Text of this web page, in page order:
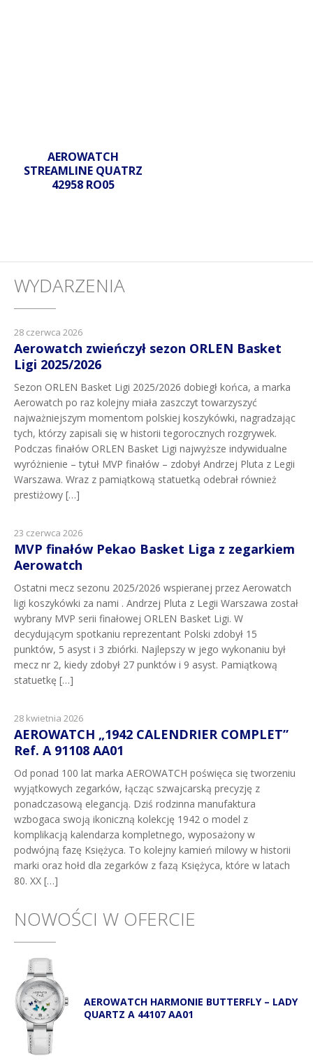
AEROWATCH
STREAMLINE QUATRZ
42958 RO05
WYDARZENIA
28 czerwca 2026
Aerowatch zwieńczył sezon ORLEN Basket
Ligi 2025/2026
Sezon ORLEN Basket Ligi 2025/2026 dobiegł końca, a marka
Aerowatch po raz kolejny miała zaszczyt towarzyszyć
najważniejszym momentom polskiej koszykówki, nagradzając
tych, którzy zapisali się w historii tegorocznych rozgrywek.
Podczas finałów ORLEN Basket Ligi najwyższe indywidualne
wyróżnienie – tytuł MVP finałów – zdobył Andrzej Pluta z Legii
Warszawa. Wraz z pamiątkową statuetką odebrał również
prestiżowy […]
23 czerwca 2026
MVP finałów Pekao Basket Liga z zegarkiem
Aerowatch
Ostatni mecz sezonu 2025/2026 wspieranej przez Aerowatch
ligi koszykówki za nami . Andrzej Pluta z Legii Warszawa został
wybrany MVP serii finałowej ORLEN Basket Ligi. W
decydującym spotkaniu reprezentant Polski zdobył 15
punktów, 5 asyst i 3 zbiórki. Najlepszy w jego wykonaniu był
mecz nr 2, kiedy zdobył 27 punktów i 9 asyst. Pamiątkową
statuetkę […]
28 kwietnia 2026
AEROWATCH „1942 CALENDRIER COMPLET”
Ref. A 91108 AA01
Od ponad 100 lat marka AEROWATCH poświęca się tworzeniu
wyjątkowych zegarków, łącząc szwajcarską precyzję z
ponadczasową elegancją. Dziś rodzinna manufaktura
wzbogaca swoją ikoniczną kolekcję 1942 o model z
komplikacją kalendarza kompletnego, wyposażony w
podwójną fazę Księżyca. To kolejny kamień milowy w historii
marki oraz hołd dla zegarków z fazą Księżyca, które w latach
80. XX […]
NOWOŚCI W OFERCIE
AEROWATCH HARMONIE BUTTERFLY – LADY
QUARTZ A 44107 AA01